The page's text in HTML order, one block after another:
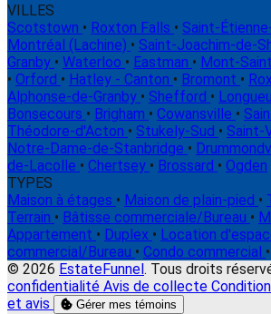
VILLES
Scotstown • Roxton Falls • Saint-
Montréal (Lachine) • Saint-Joachim-de-
Granby • Waterloo • Eastman • Mont-
• Orford • Hatley - Canton • Bromont •
Alphonse-de-Granby • Shefford •
Bonsecours • Brigham • Cowansville •
Théodore-d'Acton • Stukely-Sud • Saint-
Notre-Dame-de-Stanbridge •
de-Lacolle • Chertsey • Brossard • Ogden
TYPES
Maison à étages • Maison de plain-pied •
Terrain • Bâtisse commerciale/Bureau •
Appartement • Duplex • Location
commercial/Bureau • Condo commercial •
© 2026 EstateFunnel. Tous droits
confidentialité Avis de collecte
et avis
Gérer mes témoins